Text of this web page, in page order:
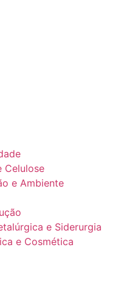
Celulose
e Ambiente
e Siderurgia
e Cosmética